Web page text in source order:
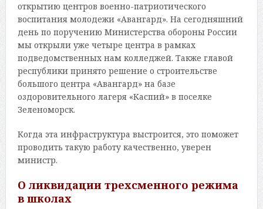
открытию центров военно-патриотического
воспитания молодежи «Авангард». На сегодняшний
день по поручению Министерства обороны России
мы открыли уже четыре центра в рамках
подведомственных нам колледжей. Также главой
республики принято решение о строительстве
большого центра «Авангард» на базе
оздоровительного лагеря «Каспий» в поселке
Зеленоморск.
Когда эта инфраструктура выстроится, это поможет
проводить такую работу качественно, уверен
министр.
О ликвидации трехсменного режима
в школах